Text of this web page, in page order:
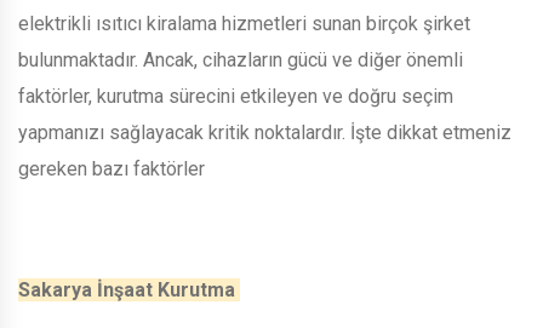
elektrikli ısıtıcı kiralama hizmetleri sunan birçok şirket
bulunmaktadır. Ancak, cihazların gücü ve diğer önemli
faktörler, kurutma sürecini etkileyen ve doğru seçim
yapmanızı sağlayacak kritik noktalardır. İşte dikkat etmeniz
gereken bazı faktörler
Sakarya İnşaat Kurutma